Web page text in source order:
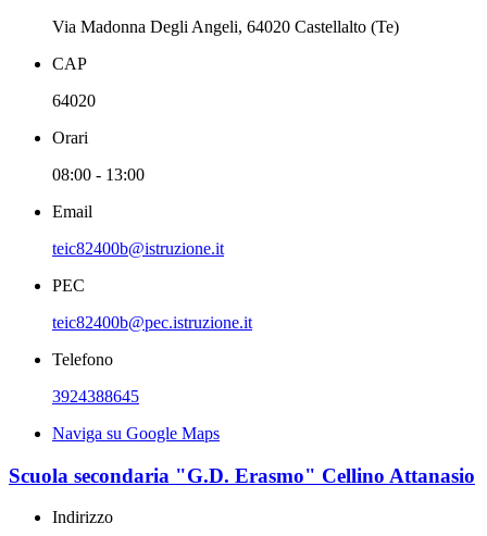
Via Madonna Degli Angeli, 64020 Castellalto (Te)
CAP
64020
Orari
08:00 - 13:00
Email
teic82400b@istruzione.it
PEC
teic82400b@pec.istruzione.it
Telefono
3924388645
Naviga su Google Maps
Scuola secondaria "G.D. Erasmo" Cellino Attanasio
Indirizzo